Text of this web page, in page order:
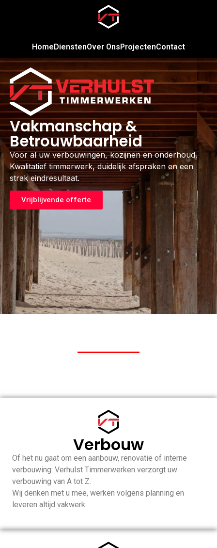
HomeDienstenOver OnsProjectenContact
Vakmanschap &
Betrouwbaarheid
Voor al uw verbouwingen, kozijnen en onderhoud.
Kwalitatief timmerwerk, duidelijk afspraken en een
strak eindresultaat.
Vrijblijvende offerte
Verbouw
Of het nu gaat om een aanbouw, renovatie of interne
verbouwing: Verhulst Timmerwerken verzorgt uw
verbouwing van A tot Z.
Wij denken met u mee, werken volgens planning en
leveren altijd vakwerk.